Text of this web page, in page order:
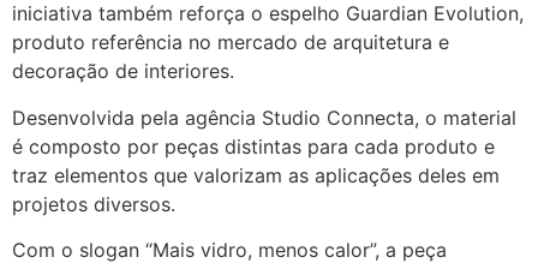
iniciativa também reforça o espelho Guardian Evolution,
produto referência no mercado de arquitetura e
decoração de interiores.
Desenvolvida pela agência Studio Connecta, o material
é composto por peças distintas para cada produto e
traz elementos que valorizam as aplicações deles em
projetos diversos.
Com o slogan “Mais vidro, menos calor”, a peça